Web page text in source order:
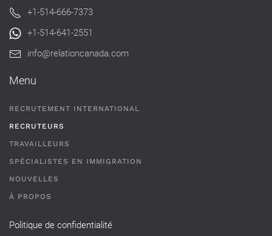
+1-514-666-7373
+1-514-641-2551
info@relationcanada.com
Menu
RECRUTEMENT INTERNATIONAL
RECRUTEURS
TRAVAILLEURS
SPÉCIALISTES EN IMMIGRATION
NOUVELLES
À PROPOS
Politique de confidentialité